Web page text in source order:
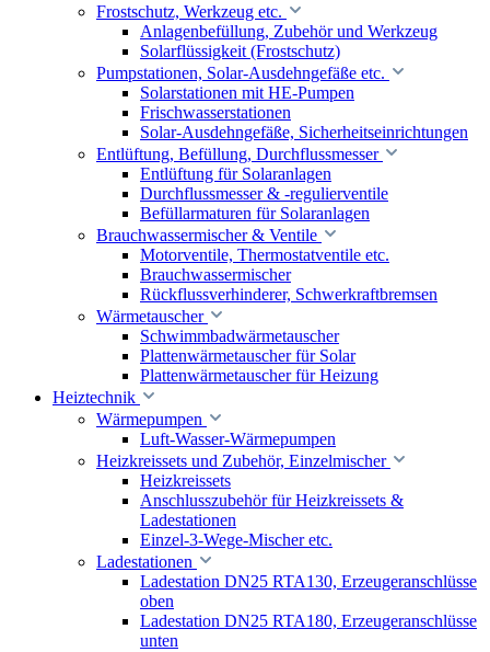
Frostschutz, Werkzeug etc.
Anlagenbefüllung, Zubehör und Werkzeug
Solarflüssigkeit (Frostschutz)
Pumpstationen, Solar-Ausdehngefäße etc.
Solarstationen mit HE-Pumpen
Frischwasserstationen
Solar-Ausdehngefäße, Sicherheitseinrichtungen
Entlüftung, Befüllung, Durchflussmesser
Entlüftung für Solaranlagen
Durchflussmesser & -regulierventile
Befüllarmaturen für Solaranlagen
Brauchwassermischer & Ventile
Motorventile, Thermostatventile etc.
Brauchwassermischer
Rückflussverhinderer, Schwerkraftbremsen
Wärmetauscher
Schwimmbadwärmetauscher
Plattenwärmetauscher für Solar
Plattenwärmetauscher für Heizung
Heiztechnik
Wärmepumpen
Luft-Wasser-Wärmepumpen
Heizkreissets und Zubehör, Einzelmischer
Heizkreissets
Anschlusszubehör für Heizkreissets &
Ladestationen
Einzel-3-Wege-Mischer etc.
Ladestationen
Ladestation DN25 RTA130, Erzeugeranschlüsse
oben
Ladestation DN25 RTA180, Erzeugeranschlüsse
unten